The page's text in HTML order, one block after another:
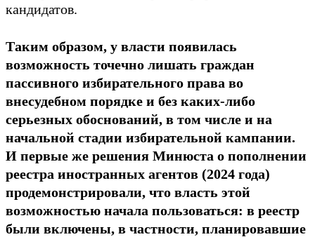
кандидатов.
Таким образом, у власти появилась
возможность точечно лишать граждан
пассивного избирательного права во
внесудебном порядке и без каких-либо
серьезных обоснований, в том числе и на
начальной стадии избирательной кампании.
И первые же решения Минюста о пополнении
реестра иностранных агентов (2024 года)
продемонстрировали, что власть этой
возможностью начала пользоваться: в реестр
были включены, в частности, планировавшие